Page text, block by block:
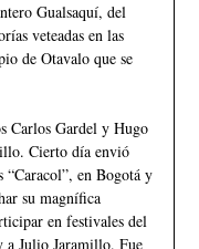
Gualsaquí, del
veteadas en las
de Otavalo que se
Carlos Gardel y Hugo
Cierto día envió
“Caracol”, en Bogotá y
su magnífica
en festivales del
a Julio Jaramillo. Fue